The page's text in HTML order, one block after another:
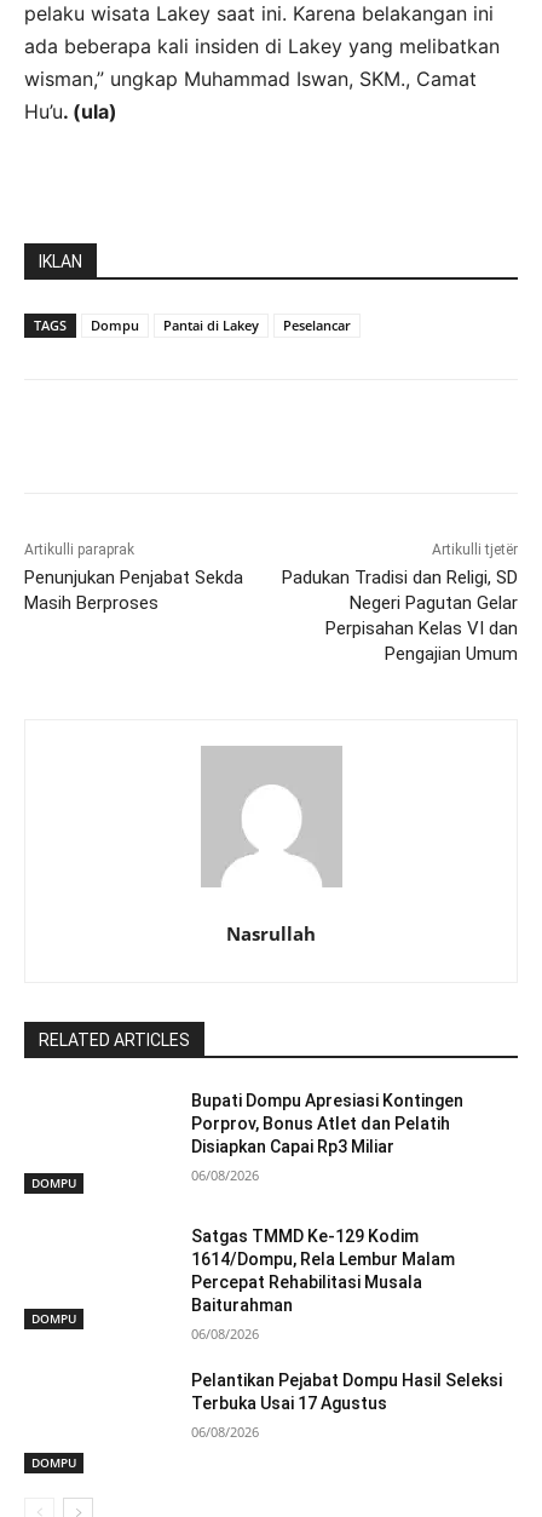
pelaku wisata Lakey saat ini. Karena belakangan ini
ada beberapa kali insiden di Lakey yang melibatkan
wisman,” ungkap Muhammad Iswan, SKM., Camat
Hu’u. (ula)
IKLAN
TAGS Dompu Pantai di Lakey Peselancar
Artikulli paraprak
Penunjukan Penjabat Sekda
Masih Berproses
Artikulli tjetër
Padukan Tradisi dan Religi, SD
Negeri Pagutan Gelar
Perpisahan Kelas VI dan
Pengajian Umum
Nasrullah
RELATED ARTICLES
DOMPU
Bupati Dompu Apresiasi Kontingen
Porprov, Bonus Atlet dan Pelatih
Disiapkan Capai Rp3 Miliar
06/08/2026
DOMPU
Satgas TMMD Ke-129 Kodim
1614/Dompu, Rela Lembur Malam
Percepat Rehabilitasi Musala
Baiturahman
06/08/2026
DOMPU
Pelantikan Pejabat Dompu Hasil Seleksi
Terbuka Usai 17 Agustus
06/08/2026